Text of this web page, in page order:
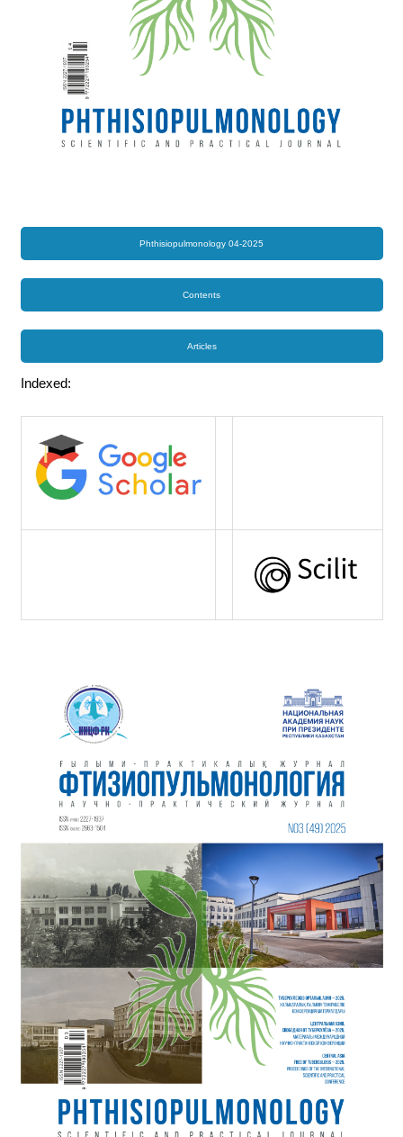
Phthisiopulmonology 04-2025
Contents
Articles
Indexed: